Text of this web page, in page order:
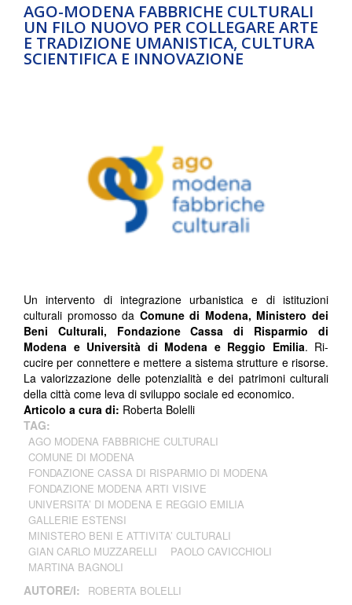
AGO-MODENA FABBRICHE CULTURALI
UN FILO NUOVO PER COLLEGARE ARTE
E TRADIZIONE UMANISTICA, CULTURA
SCIENTIFICA E INNOVAZIONE
Un intervento di integrazione urbanistica e di istituzioni
culturali promosso da Comune di Modena, Ministero dei
Beni Culturali, Fondazione Cassa di Risparmio di
Modena e Università di Modena e Reggio Emilia. Ri-
cucire per connettere e mettere a sistema strutture e risorse.
La valorizzazione delle potenzialità e dei patrimoni culturali
della città come leva di sviluppo sociale ed economico.
Articolo a cura di: Roberta Bolelli
TAG:
AGO MODENA FABBRICHE CULTURALI
COMUNE DI MODENA
FONDAZIONE CASSA DI RISPARMIO DI MODENA
FONDAZIONE MODENA ARTI VISIVE
UNIVERSITA’ DI MODENA E REGGIO EMILIA
GALLERIE ESTENSI
MINISTERO BENI E ATTIVITA’ CULTURALI
GIAN CARLO MUZZARELLI
PAOLO CAVICCHIOLI
MARTINA BAGNOLI
AUTORE/I: ROBERTA BOLELLI